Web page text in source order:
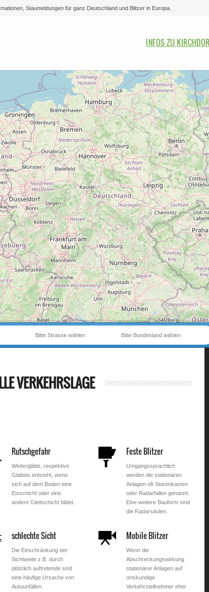
Staumeldungen für ganz Deutschland und Blitzer in Europa.
Bitte auswählen
INFOS ZU
Bitte Bundesland wählen
Bitte Strasse wählen
VERKEHRSLAGE
Rutschgefahr
Winterglätte, respektive
Glatteis entsteht, wenn
sich auf dem Boden eine
Eisschicht oder eine
andere Gleitschicht bildet.
Feste Blitzer
Umgangssprachlich
werden die stationären
Anlagen oft Starenkasten
oder Radarfallen genannt.
Eine weitere Bauform sind
die Radarsäulen.
schlechte Sicht
Die Einschränkung der
Sichtweite z.B. durch
plötzlich auftretende sind
eine häufige Ursache von
Autounfällen.
Mobile Blitzer
Wenn die
Abschreckungswirkung
stationärer Anlagen auf
ortskundige
Verkehrsteilnehmer eher